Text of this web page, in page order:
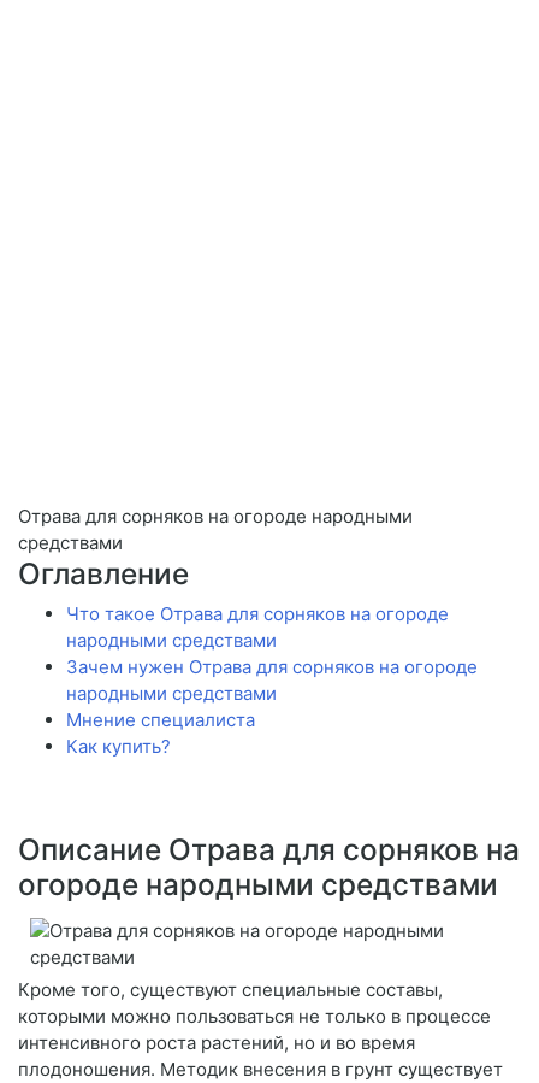
Отрава для сорняков на огороде народными
средствами
Оглавление
Что такое Отрава для сорняков на огороде
народными средствами
Зачем нужен Отрава для сорняков на огороде
народными средствами
Мнение специалиста
Как купить?
Описание Отрава для сорняков на
огороде народными средствами
Кроме того, существуют специальные составы,
которыми можно пользоваться не только в процессе
интенсивного роста растений, но и во время
плодоношения. Методик внесения в грунт существует